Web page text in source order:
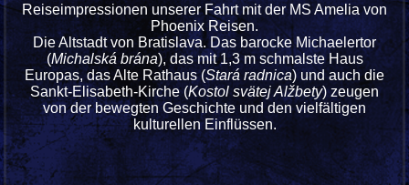
Reiseimpressionen unserer Fahrt mit der MS Amelia von
Phoenix Reisen.
Die Altstadt von Bratislava. Das barocke Michaelertor
(Michalská brána), das mit 1,3 m schmalste Haus
Europas, das Alte Rathaus (Stará radnica) und auch die
Sankt-Elisabeth-Kirche (Kostol svätej Alžbety) zeugen
von der bewegten Geschichte und den vielfältigen
kulturellen Einflüssen.